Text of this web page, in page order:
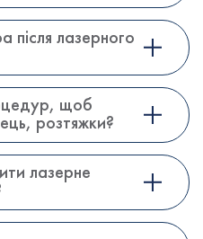
після лазерного
щоб
розтяжки?
лазерне